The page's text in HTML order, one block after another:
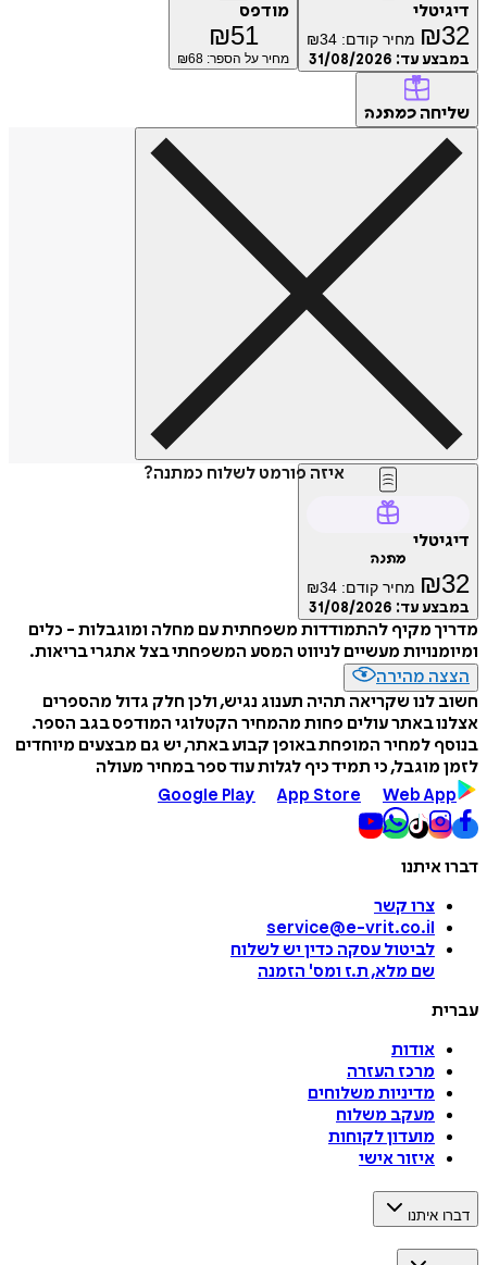
דיגיטלי
₪32 מחיר קודם: ₪34
במבצע עד: 31/08/2026
מודפס
₪51
מחיר על הספר: ₪ 68
שליחה כמתנה
איזה פורמט לשלוח כמתנה?
דיגיטלי
מתנה
₪32 מחיר קודם: ₪34
במבצע עד: 31/08/2026
מדריך מקיף להתמודדות משפחתית עם מחלה ומוגבלות - כלים
ומיומנויות מעשיים לניווט המסע המשפחתי בצל אתגרי בריאות.
הצצה מהירה
חשוב לנו שקריאה תהיה תענוג נגיש, ולכן חלק גדול מהספרים
אצלנו באתר עולים פחות מהמחיר הקטלוגי המודפס בגב הספר.
בנוסף למחיר המופחת באופן קבוע באתר, יש גם מבצעים מיוחדים
לזמן מוגבל, כי תמיד כיף לגלות עוד ספר במחיר מעולה
Google Play
App Store Web App
דברו איתנו
צרו קשר
service@e-vrit.co.il
לביטול עסקה כדין יש לשלוח
שם מלא, ת.ז ומס' הזמנה
עברית
אודות
מרכז העזרה
מדיניות משלוחים
מעקב משלוח
מועדון לקוחות
איזור אישי
דברו איתנו